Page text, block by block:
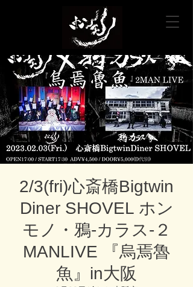
2/3(fri)心斎橋Bigtwin
Diner SHOVEL ホン
モノ・鴉-カラス-２
MANLIVE 『烏焉魯
魚』in大阪